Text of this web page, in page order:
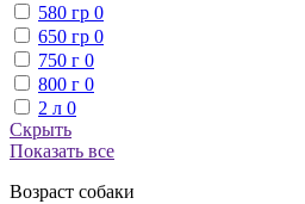
580 гр 0
650 гр 0
750 г 0
800 г 0
2 л 0
Скрыть
Показать все
Возраст собаки